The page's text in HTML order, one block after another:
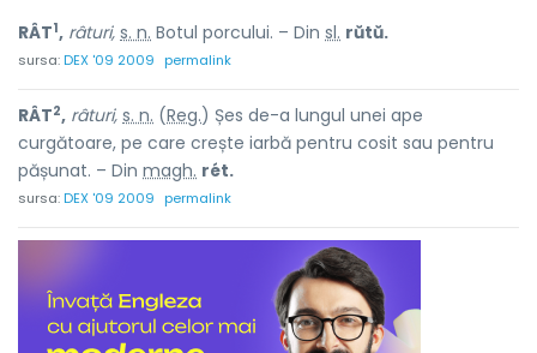
RÂT1, râturi, s. n. Botul porcului. – Din sl. rŭtŭ.
sursa:DEX '09 2009 permalink
RÂT2, râturi, s. n. (Reg.) Șes de-a lungul unei ape
curgătoare, pe care crește iarbă pentru cosit sau pentru
pășunat. – Din magh. rét.
sursa:DEX '09 2009 permalink